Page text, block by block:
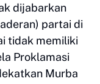
dijabarkan
partai di
tidak memiliki
Proklamasi
Murba